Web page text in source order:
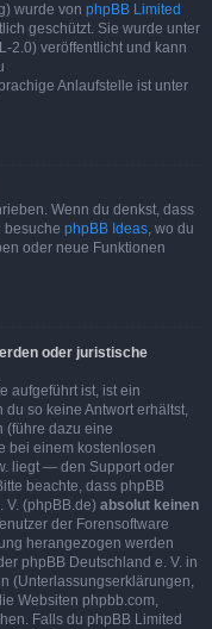
wurde von phpBB Limited
geschützt. Sie wurde unter
2.0) veröffentlicht und kann
Anlaufstelle ist unter
Wenn du denkst, dass
besuche phpBB Ideas, wo du
oder neue Funktionen
oder juristische
aufgeführt ist, ist ein
so keine Antwort erhältst,
(führe dazu eine
bei einem kostenlosen
liegt — den Support oder
beachte, dass phpBB
V. (phpBB.de) absolut keinen
der Forensoftware
herangezogen werden
phpBB Deutschland e. V. in
(Unterlassungserklärungen,
Websiten phpbb.com,
Falls du phpBB Limited